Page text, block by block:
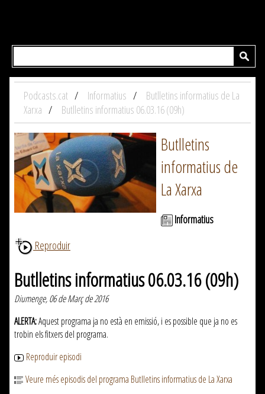
Podcasts.cat Informatius
Butlletins informatius de La
Xarxa
Butlletins informatius 06.03.16 (09h)
Butlletins
informatius de
La Xarxa
Informatius
Reproduir
Butlletins informatius 06.03.16 (09h)
Diumenge, 06 de Març de 2016
ALERTA:Aquest programa ja no està en emissió, i es possible que ja no es
trobin els fitxers del programa.
Reproduir episodi
Veure més episodis del programa Butlletins informatius de La Xarxa